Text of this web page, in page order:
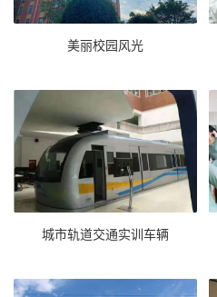
美丽校园风光
城市轨道交通实训车辆